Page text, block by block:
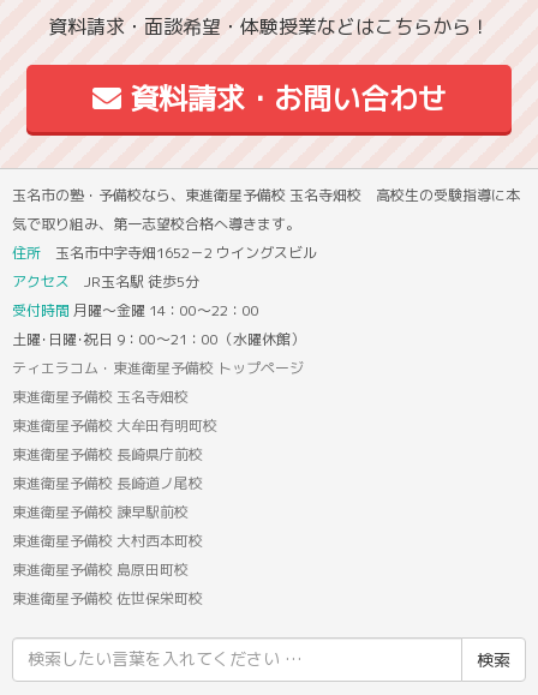
資料請求・面談希望・体験授業などはこちらから！
資料請求・お問い合わせ
玉名市の塾・予備校なら、東進衛星予備校 玉名寺畑校 高校生の受験指導に本
気で取り組み、第一志望校合格へ導きます。
住所 玉名市中字寺畑1652－2 ウイングスビル
アクセス JR玉名駅 徒歩5分
受付時間 月曜～金曜 14：00～22：00
土曜･日曜･祝日 9：00～21：00（水曜休館）
ティエラコム・東進衛星予備校 トップページ
東進衛星予備校 玉名寺畑校
東進衛星予備校 大牟田有明町校
東進衛星予備校 長崎県庁前校
東進衛星予備校 長崎道ノ尾校
東進衛星予備校 諫早駅前校
東進衛星予備校 大村西本町校
東進衛星予備校 島原田町校
東進衛星予備校 佐世保栄町校
索